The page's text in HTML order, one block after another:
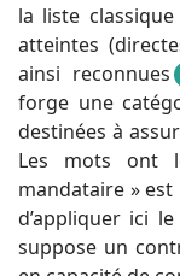
la liste
atteintes
ainsi reconnues
forge une
destinées à
Les mots ont
mandataire »
d’appliquer ici
suppose un